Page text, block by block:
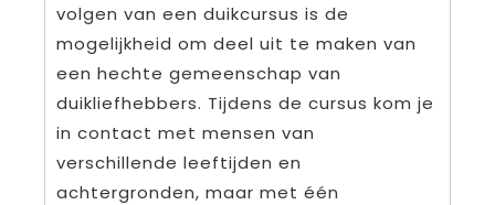
volgen van een duikcursus is de
mogelijkheid om deel uit te maken van
een hechte gemeenschap van
duikliefhebbers. Tijdens de cursus kom je
in contact met mensen van
verschillende leeftijden en
achtergronden, maar met één